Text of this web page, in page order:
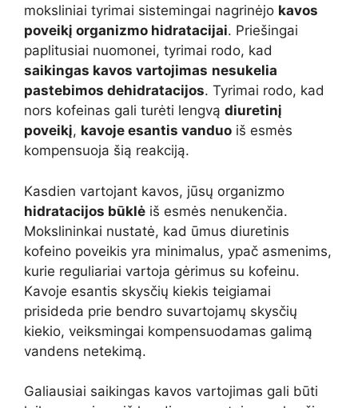
moksliniai tyrimai sistemingai nagrinėjo kavos
poveikį organizmo hidratacijai. Priešingai
paplitusiai nuomonei, tyrimai rodo, kad
saikingas kavos vartojimas nesukelia
pastebimos dehidratacijos. Tyrimai rodo, kad
nors kofeinas gali turėti lengvą diuretinį
poveikį, kavoje esantis vanduo iš esmės
kompensuoja šią reakciją.
Kasdien vartojant kavos, jūsų organizmo
hidratacijos būklė iš esmės nenukenčia.
Mokslininkai nustatė, kad ūmus diuretinis
kofeino poveikis yra minimalus, ypač asmenims,
kurie reguliariai vartoja gėrimus su kofeinu.
Kavoje esantis skysčių kiekis teigiamai
prisideda prie bendro suvartojamų skysčių
kiekio, veiksmingai kompensuodamas galimą
vandens netekimą.
Galiausiai saikingas kavos vartojimas gali būti